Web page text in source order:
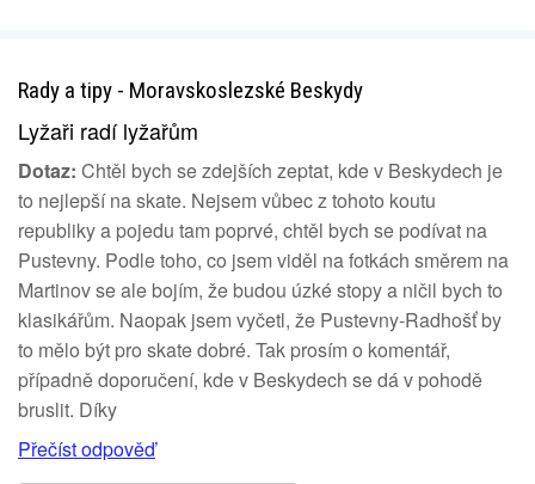
Rady a tipy - Moravskoslezské Beskydy
Lyžaři radí lyžařům
Dotaz: Chtěl bych se zdejších zeptat, kde v Beskydech je
to nejlepší na skate. Nejsem vůbec z tohoto koutu
republiky a pojedu tam poprvé, chtěl bych se podívat na
Pustevny. Podle toho, co jsem viděl na fotkách směrem na
Martinov se ale bojím, že budou úzké stopy a ničil bych to
klasikářům. Naopak jsem vyčetl, že Pustevny-Radhošť by
to mělo být pro skate dobré. Tak prosím o komentář,
případně doporučení, kde v Beskydech se dá v pohodě
bruslit. Díky
Přečíst odpověď